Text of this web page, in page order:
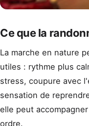
Ce que la
La marche en nature
utiles : rythme plus
stress, coupure avec
sensation de
elle peut
ordre.